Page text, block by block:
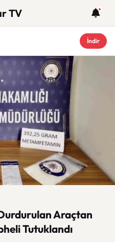
TV
İndir
Araçtan
Tutuklandı